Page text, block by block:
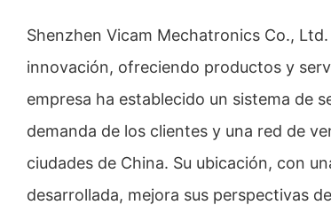
Shenzhen Vicam Mechatronics Co.,
innovación, ofreciendo productos y
empresa ha establecido un sistema de
demanda de los clientes y una red de
ciudades de China. Su ubicación, con
desarrollada, mejora sus perspectivas